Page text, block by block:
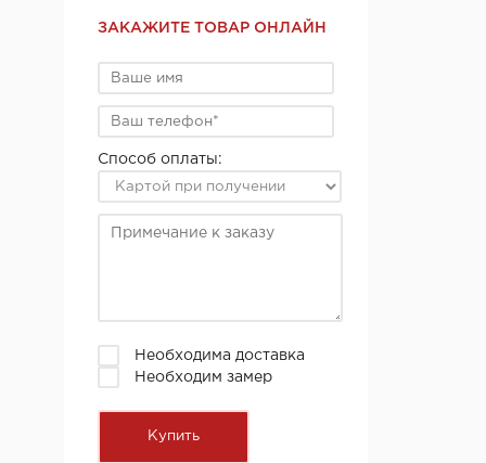
ЗАКАЖИТЕ ТОВАР ОНЛАЙН
Способ оплаты:
Необходима доставка
Необходим замер